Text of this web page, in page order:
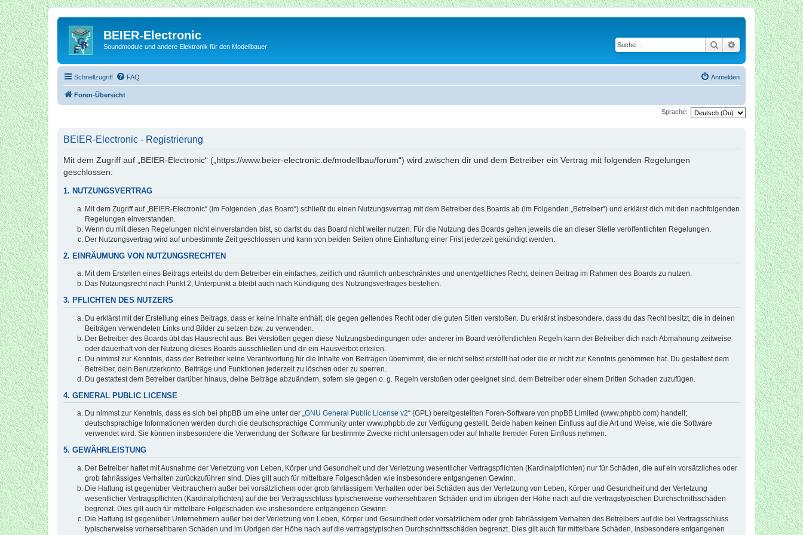
BEIER-Electronic
Soundmodule und andere Elektronik für den Modellbauer Suche Erweiterte Suche
Schnellzugriff FAQ Anmelden
Foren-Übersicht
Sprache:
BEIER-Electronic - Registrierung
Mit dem Zugriff auf „BEIER-Electronic“ („https://www.beier-electronic.de/modellbau/forum“) wird zwischen dir und dem Betreiber ein Vertrag mit folgenden Regelungen
geschlossen:
1. NUTZUNGSVERTRAG
Mit dem Zugriff auf „BEIER-Electronic“ (im Folgenden „das Board“) schließt du einen Nutzungsvertrag mit dem Betreiber des Boards ab (im Folgenden „Betreiber“) und erklärst dich mit den nachfolgenden
Regelungen einverstanden.
Wenn du mit diesen Regelungen nicht einverstanden bist, so darfst du das Board nicht weiter nutzen. Für die Nutzung des Boards gelten jeweils die an dieser Stelle veröffentlichten Regelungen.
Der Nutzungsvertrag wird auf unbestimmte Zeit geschlossen und kann von beiden Seiten ohne Einhaltung einer Frist jederzeit gekündigt werden.
2. EINRÄUMUNG VON NUTZUNGSRECHTEN
Mit dem Erstellen eines Beitrags erteilst du dem Betreiber ein einfaches, zeitlich und räumlich unbeschränktes und unentgeltliches Recht, deinen Beitrag im Rahmen des Boards zu nutzen.
Das Nutzungsrecht nach Punkt 2, Unterpunkt a bleibt auch nach Kündigung des Nutzungsvertrages bestehen.
3. PFLICHTEN DES NUTZERS
Du erklärst mit der Erstellung eines Beitrags, dass er keine Inhalte enthält, die gegen geltendes Recht oder die guten Sitten verstoßen. Du erklärst insbesondere, dass du das Recht besitzt, die in deinen
Beiträgen verwendeten Links und Bilder zu setzen bzw. zu verwenden.
Der Betreiber des Boards übt das Hausrecht aus. Bei Verstößen gegen diese Nutzungsbedingungen oder anderer im Board veröffentlichten Regeln kann der Betreiber dich nach Abmahnung zeitweise
oder dauerhaft von der Nutzung dieses Boards ausschließen und dir ein Hausverbot erteilen.
Du nimmst zur Kenntnis, dass der Betreiber keine Verantwortung für die Inhalte von Beiträgen übernimmt, die er nicht selbst erstellt hat oder die er nicht zur Kenntnis genommen hat. Du gestattest dem
Betreiber, dein Benutzerkonto, Beiträge und Funktionen jederzeit zu löschen oder zu sperren.
Du gestattest dem Betreiber darüber hinaus, deine Beiträge abzuändern, sofern sie gegen o. g. Regeln verstoßen oder geeignet sind, dem Betreiber oder einem Dritten Schaden zuzufügen.
4. GENERAL PUBLIC LICENSE
Du nimmst zur Kenntnis, dass es sich bei phpBB um eine unter der „GNU General Public License v2“ (GPL) bereitgestellten Foren-Software von phpBB Limited (www.phpbb.com) handelt;
deutschsprachige Informationen werden durch die deutschsprachige Community unter www.phpbb.de zur Verfügung gestellt. Beide haben keinen Einfluss auf die Art und Weise, wie die Software
verwendet wird. Sie können insbesondere die Verwendung der Software für bestimmte Zwecke nicht untersagen oder auf Inhalte fremder Foren Einfluss nehmen.
5. GEWÄHRLEISTUNG
Der Betreiber haftet mit Ausnahme der Verletzung von Leben, Körper und Gesundheit und der Verletzung wesentlicher Vertragspflichten (Kardinalpflichten) nur für Schäden, die auf ein vorsätzliches oder
grob fahrlässiges Verhalten zurückzuführen sind. Dies gilt auch für mittelbare Folgeschäden wie insbesondere entgangenen Gewinn.
Die Haftung ist gegenüber Verbrauchern außer bei vorsätzlichem oder grob fahrlässigem Verhalten oder bei Schäden aus der Verletzung von Leben, Körper und Gesundheit und der Verletzung
wesentlicher Vertragspflichten (Kardinalpflichten) auf die bei Vertragsschluss typischerweise vorhersehbaren Schäden und im übrigen der Höhe nach auf die vertragstypischen Durchschnittsschäden
begrenzt. Dies gilt auch für mittelbare Folgeschäden wie insbesondere entgangenen Gewinn.
Die Haftung ist gegenüber Unternehmern außer bei der Verletzung von Leben, Körper und Gesundheit oder vorsätzlichem oder grob fahrlässigem Verhalten des Betreibers auf die bei Vertragsschluss
typischerweise vorhersehbaren Schäden und im Übrigen der Höhe nach auf die vertragstypischen Durchschnittsschäden begrenzt. Dies gilt auch für mittelbare Schäden, insbesondere entgangenen